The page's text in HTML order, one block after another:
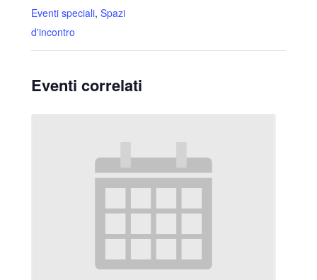
Eventi speciali, Spazi
d'incontro
Eventi correlati